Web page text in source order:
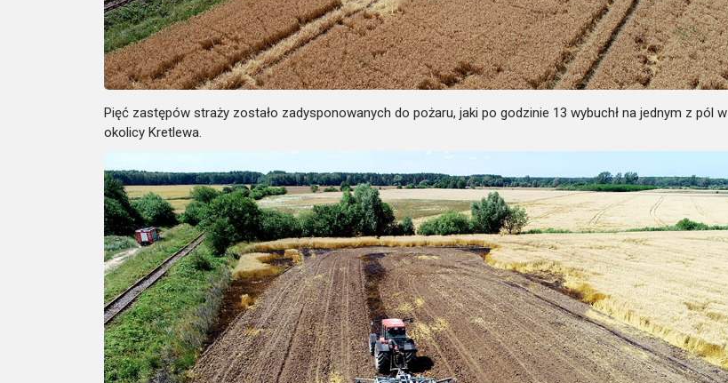
Pięć zastępów straży zostało zadysponowanych do pożaru, jaki po godzinie 13 wybuchł na jednym z pól w
okolicy Kretlewa.